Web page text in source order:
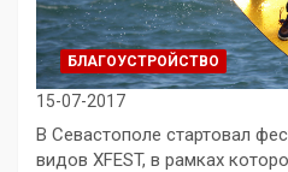
БЛАГОУСТРОЙСТВО
15-07-2017
В Севастополе стартовал
видов XFEST, в рамках